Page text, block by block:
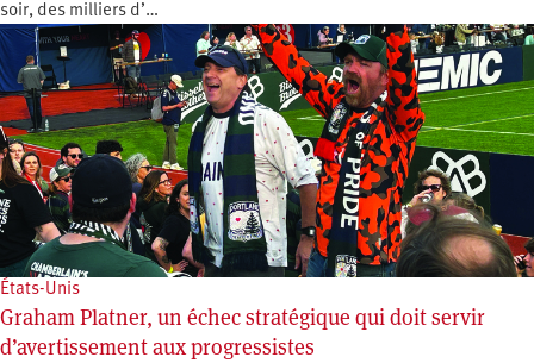
soir, des milliers d’…
États-Unis
Graham Platner, un échec stratégique qui doit servir
d’avertissement aux progressistes